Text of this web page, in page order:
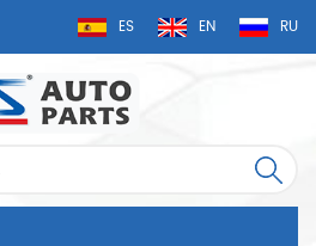
ES EN RU